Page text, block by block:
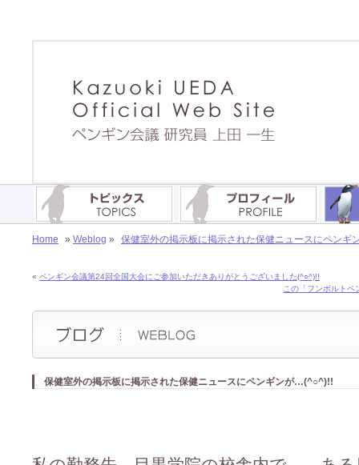
Home » Weblog » 保健室外の掲示板に掲示された保健ニュースにペンギ
« ペンギン会議第24回全国大会にご参加いただきありがとうございました(^○^)!!
この「フンボルト
保健室外の掲示板に掲示された保健ニュースにペンギンが…(^○^)!!